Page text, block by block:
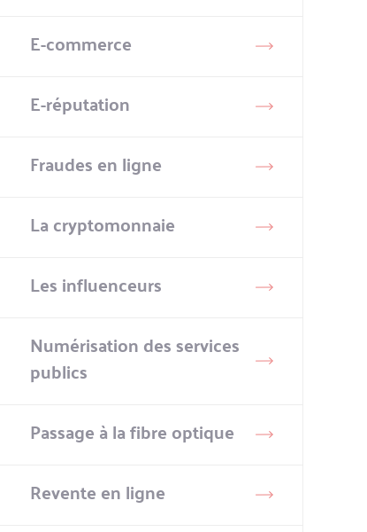
E-commerce
E-réputation
Fraudes en ligne
La cryptomonnaie
Les influenceurs
Numérisation des services
publics
Passage à la fibre optique
Revente en ligne